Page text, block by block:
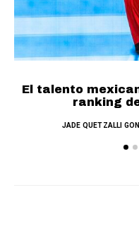
El talento
ranking
JADE QUETZALLI